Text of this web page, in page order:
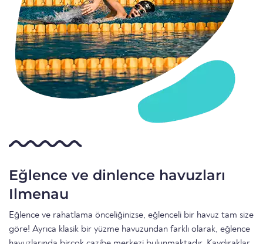
Eğlence ve dinlence havuzları
Ilmenau
Eğlence ve rahatlama önceliğinizse, eğlenceli bir havuz tam size
göre! Ayrıca klasik bir yüzme havuzundan farklı olarak, eğlence